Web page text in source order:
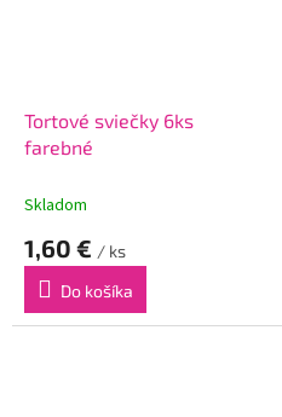
Tortové sviečky 6ks
farebné
Skladom
1,60 € / ks
Do košíka